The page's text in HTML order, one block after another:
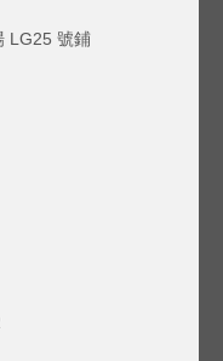
LG25 號鋪